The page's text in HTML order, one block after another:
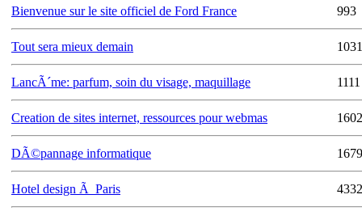
Bienvenue sur le site officiel de Ford France 993
Tout sera mieux demain 1031
LancÃ´me: parfum, soin du visage, maquillage 1111
Creation de sites internet, ressources pour webmas 1602
DÃ©pannage informatique 1679
Hotel design Ã Paris 4332